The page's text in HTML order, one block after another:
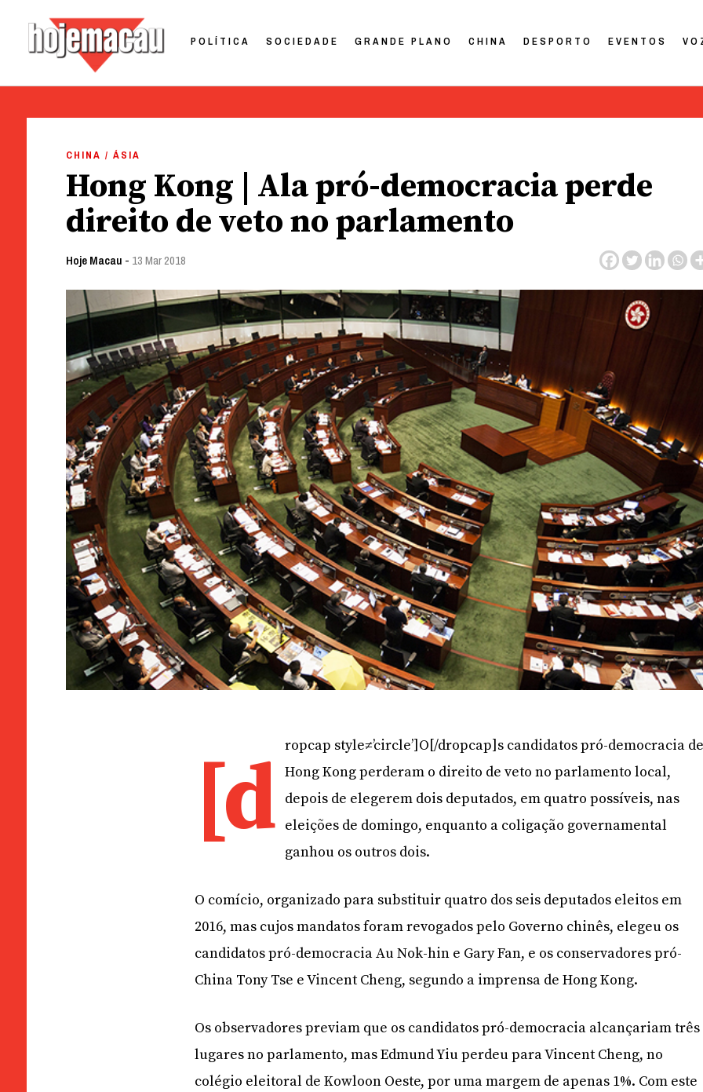
POLÍTICA SOCIEDADE GRANDE PLANO CHINA DESPORTO EVENTOS
CHINA / ÁSIA
Hong Kong | Ala pró-democracia perde
direito de veto no parlamento
Hoje Macau - 13 Mar 2018
[d ropcap style≠’circle’]O[/dropcap]s candidatos pró-democracia
Hong Kong perderam o direito de veto no parlamento local,
depois de elegerem dois deputados, em quatro possíveis, nas
eleições de domingo, enquanto a coligação governamental
ganhou os outros dois.
O comício, organizado para substituir quatro dos seis deputados eleitos em
2016, mas cujos mandatos foram revogados pelo Governo chinês, elegeu os
candidatos pró-democracia Au Nok-hin e Gary Fan, e os conservadores pró-
China Tony Tse e Vincent Cheng, segundo a imprensa de Hong Kong.
Os observadores previam que os candidatos pró-democracia alcançariam três
lugares no parlamento, mas Edmund Yiu perdeu para Vincent Cheng, no
colégio eleitoral de Kowloon Oeste, por uma margem de apenas 1%. Com este